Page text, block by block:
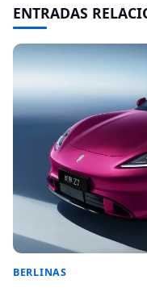
ENTRADAS
BERLINAS